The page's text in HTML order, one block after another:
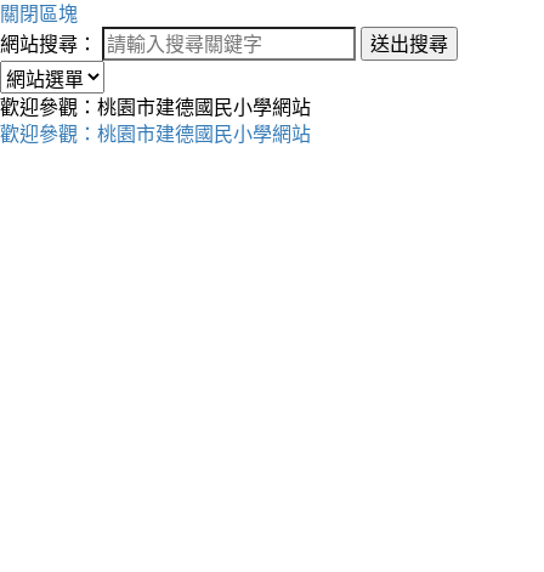
關閉區塊
網站搜尋：
送出搜尋
歡迎參觀：桃園市建德國民小學網站
歡迎參觀：桃園市建德國民小學網站